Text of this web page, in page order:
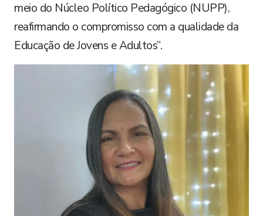
meio do Núcleo Político Pedagógico (NUPP),
reafirmando o compromisso com a qualidade da
Educação de Jovens e Adultos”.